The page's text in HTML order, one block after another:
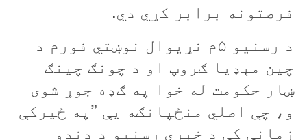
فرصتونه برابر کړي دي.
د رسنيو ۵م نړيوال نوښتي فورم د
چين مېډيا ګروپ او د چونګ چينګ
ښار حکومت له خوا په ګډه جوړ شوی
و، چې اصلي منځپانګه يې ”په ځيرکې
زمانې کې د خبري رسنيو د دندو